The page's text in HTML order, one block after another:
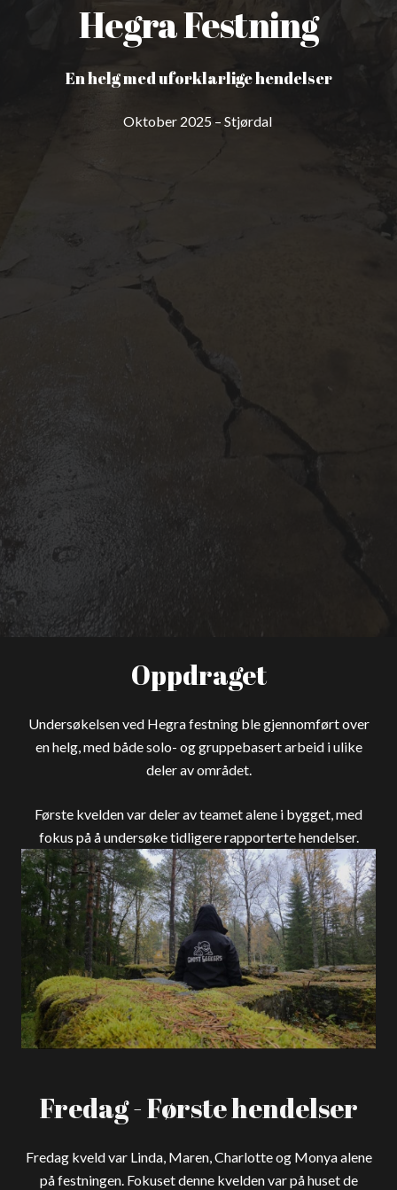
Hegra Festning
En helg med uforklarlige hendelser
Oktober 2025 – Stjørdal
Oppdraget
Undersøkelsen ved Hegra festning ble gjennomført over
en helg, med både solo- og gruppebasert arbeid i ulike
deler av området.
Første kvelden var deler av teamet alene i bygget, med
fokus på å undersøke tidligere rapporterte hendelser.
Fredag - Første hendelser
Fredag kveld var Linda, Maren, Charlotte og Monya alene
på festningen. Fokuset denne kvelden var på huset de